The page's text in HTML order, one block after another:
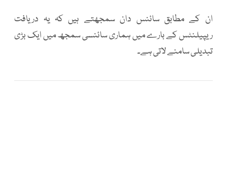
ان کے مطابق سائنس دان سمجھتے ہیں کہ یہ دریافت
ریپیلنٹس کے بارے میں ہماری سائنسی سمجھ میں ایک بڑی
تبدیلی سامنے لاتی ہے۔